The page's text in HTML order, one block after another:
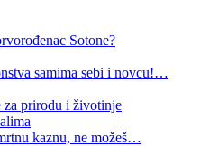
Sotone?
samima sebi i novcu!…
za prirodu i životinje
kaznu, ne možeš…